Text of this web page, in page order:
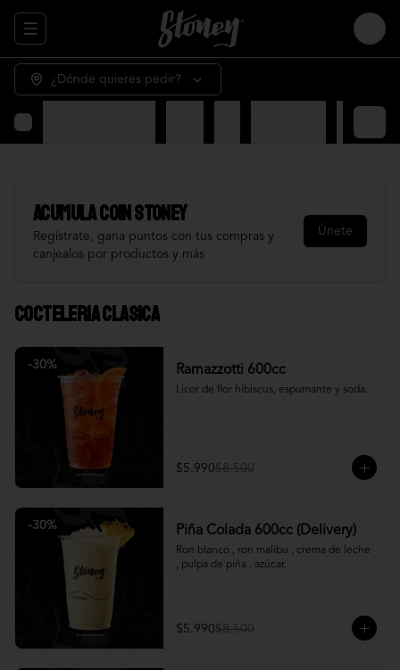
Abrir menu de navegación Login
¿Dónde quieres pedir?
AcumulaCOIN STONEY
Regístrate, gana puntos con tus compras y
canjealos por productos y más
Únete
Cocteleria Clasica
-30% Ramazzotti 600cc
Licor de flor hibiscus, espumante y soda.
$5.990$8.500
-30% Piña Colada 600cc (Delivery)
Ron blanco , ron malibu , crema de leche
, pulpa de piña , azúcar.
$5.990$8.500